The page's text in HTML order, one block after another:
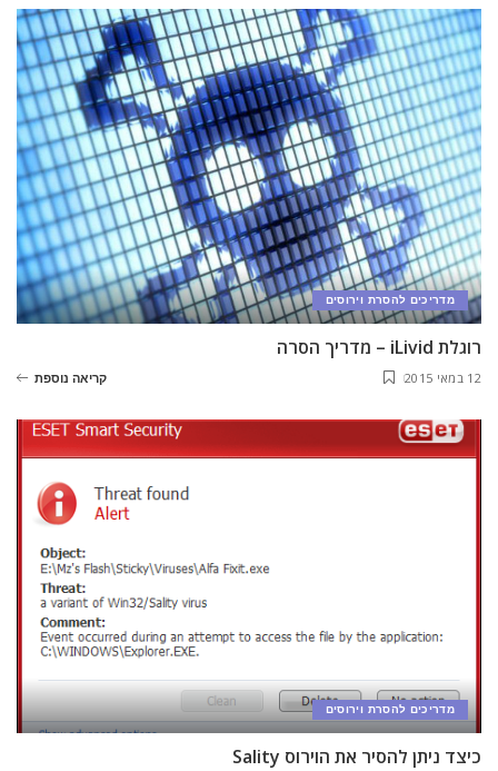
מדריכים להסרת וירוסים
רוגלת iLivid – מדריך הסרה
12 במאי 2015 קריאה נוספת
מדריכים להסרת וירוסים
כיצד ניתן להסיר את הוירוס Sality